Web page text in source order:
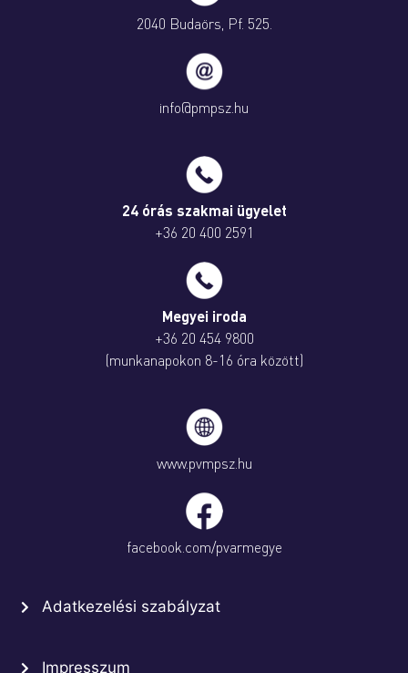
2040 Budaörs, Pf. 525.
info@pmpsz.hu
24 órás szakmai ügyelet
+36 20 400 2591
Megyei iroda
+36 20 454 9800
(munkanapokon 8-16 óra között)
www.pvmpsz.hu
facebook.com/pvarmegye
Adatkezelési szabályzat
Impresszum